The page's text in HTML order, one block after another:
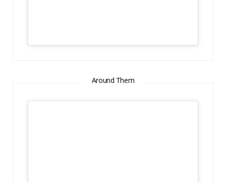
Around Them